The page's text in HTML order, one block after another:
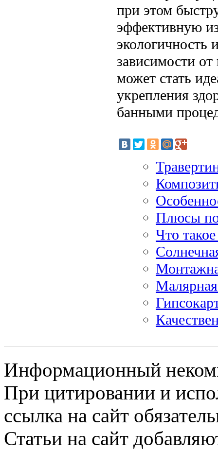
при этом
эффективную
экологичность
зависимости
может стать
укрепления
банными
Плюсы
Что
Информационный
При цитировании и
ссылка на сайт
Статьи на сайт